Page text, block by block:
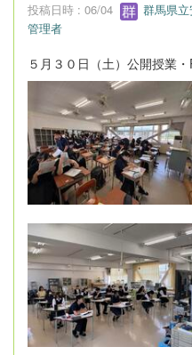
投稿日時 : 06/04
群馬県
管理者
５月３０日（土）公開授業・